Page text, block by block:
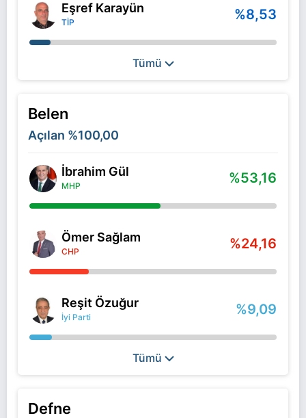
Eşref Karayün
TİP %8,53
Tümü
Belen
Açılan %100,00
İbrahim Gül
MHP %53,16
Ömer Sağlam
CHP %24,16
Reşit Özuğur
İyi Parti %9,09
Tümü
Defne